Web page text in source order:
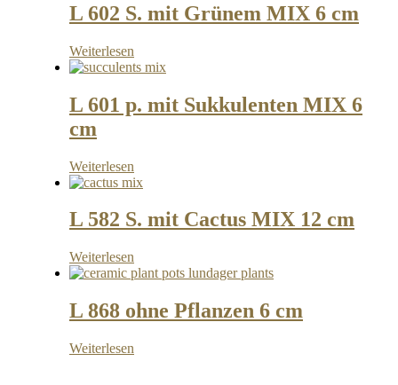
L 602 S. mit Grünem MIX 6 cm
Weiterlesen
L 601 p. mit Sukkulenten MIX 6
cm
Weiterlesen
L 582 S. mit Cactus MIX 12 cm
Weiterlesen
L 868 ohne Pflanzen 6 cm
Weiterlesen